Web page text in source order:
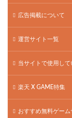
広告掲載について
運営サイト一覧
当サイトで使用し
楽天 X GAME特集
おすすめ無料ゲーム